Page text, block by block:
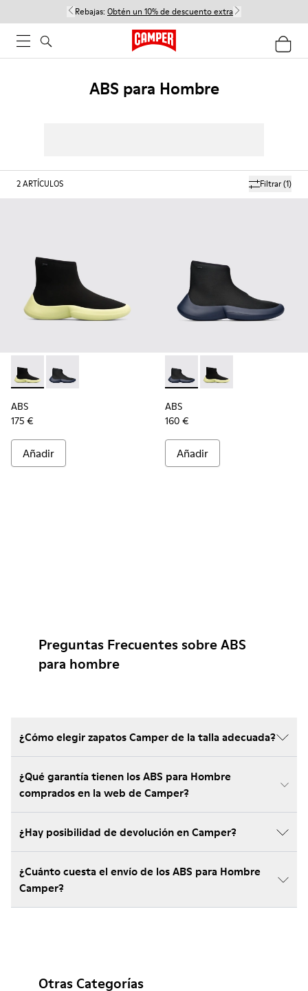
Rebajas: Obtén un 10% de descuento extra
ABS para Hombre
Filtrar(1)
2ARTÍCULOS
ABS - K300260-003 - Black
ABS - K300260-006 - Sneaker alta negra para
ABS
175 €
Añadir
ABS - K300260-006 -
ABS - K300260-003
ABS
160 €
Añadir
Preguntas Frecuentes sobre ABS
para hombre
¿Cómo elegir zapatos Camper de la talla adecuada?
¿Qué garantía tienen los ABS para Hombre
comprados en la web de Camper?
¿Hay posibilidad de devolución en Camper?
¿Cuánto cuesta el envío de los ABS para Hombre
Camper?
Otras Categorías